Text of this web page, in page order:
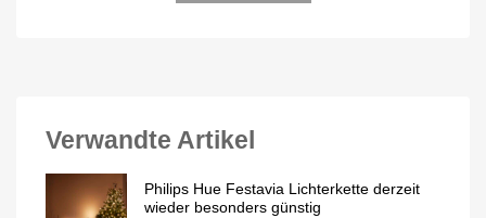
Verwandte Artikel
Philips Hue Festavia Lichterkette derzeit
wieder besonders günstig